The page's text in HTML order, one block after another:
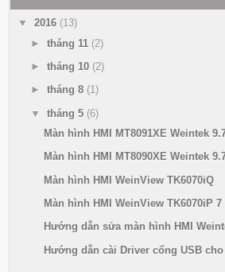
▼ 2016 (13)
► tháng 11 (2)
► tháng 10 (2)
► tháng 8 (1)
▼ tháng 5 (6)
Màn hình HMI MT8091XE Weintek
Màn hình HMI MT8090XE Weintek
Màn hình HMI WeinView TK6070iQ
Màn hình HMI WeinView TK6070iP
Hướng dẫn sửa màn hình HMI
Hướng dẫn cài Driver cổng USB